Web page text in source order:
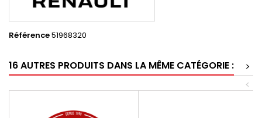
Référence51968320
16 AUTRES PRODUITS DANS LA MÊME CATÉGORIE :
>
<